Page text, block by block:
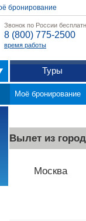
бронирование
Звонок по России
8 (800) 775-2500
время работы
Туры
Моё бронирование
Вылет из
Москва